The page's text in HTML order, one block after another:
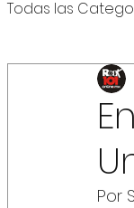
Todas las
Por